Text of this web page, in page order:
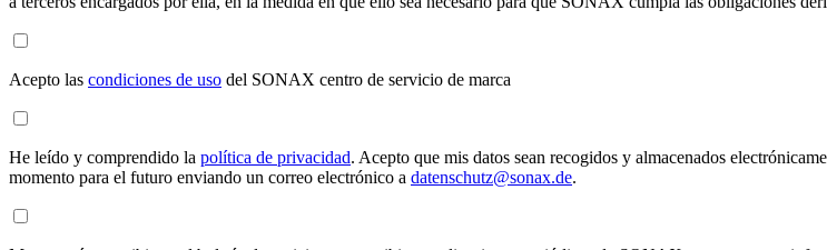
Acepto las condiciones de uso del SONAX centro de servicio de marca
He leído y comprendido la política de privacidad. Acepto que mis datos sean recogidos y almacenados
momento para el futuro enviando un correo electrónico a datenschutz@sonax.de.